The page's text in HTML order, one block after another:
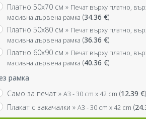
Платно 50x70 см » Печат върху платно,
масивна дървена рамка (34.36 €)
Платно 50x80 см » Печат върху платно,
масивна дървена рамка (36.36 €)
Платно 60x90 см » Печат върху платно,
масивна дървена рамка (40.36 €)
рамка
Само за печат » A3 - 30 cm x 42 cm (12.39 €)
Плакат с закачалки » A3 - 30 cm x 42 cm (